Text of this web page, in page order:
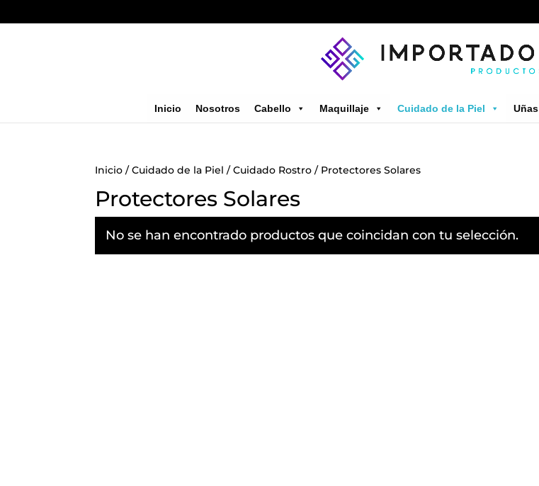
Inicio Nosotros Cabello Maquillaje Cuidado de la Piel Uñas
Inicio /Cuidado de la Piel /Cuidado Rostro / Protectores Solares
Protectores Solares
No se han encontrado productos que coincidan con tu selección.